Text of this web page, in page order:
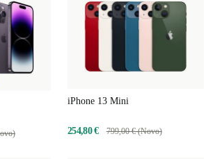
iPhone 13 Mini
254,80 € 799,00 € (Novo)